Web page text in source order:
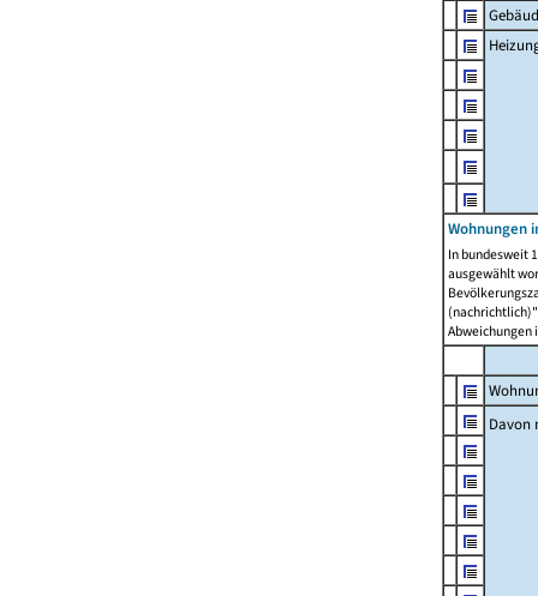
Wohnungen
In bundesweit
ausgewählt
Abweichungen
Davon